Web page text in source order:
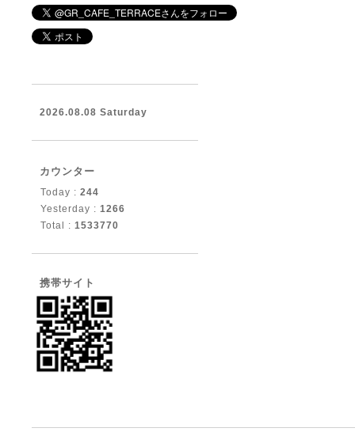
2026.08.08 Saturday
カウンター
Today : 244
Yesterday : 1266
Total : 1533770
携帯サイト